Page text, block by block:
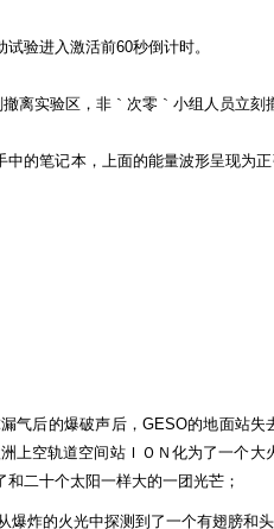
验进入激活前60秒倒计时。
离实验区，非｀次零｀小组人员立刻
的笔记本，上面的能量波形呈现为
气后的爆破声后，GESO的地面站失
上空轨道空间站ＩＯＮ化为了一个
二十个太阳一样大的一团光芒；
炸的火光中探测到了一个有翅膀和